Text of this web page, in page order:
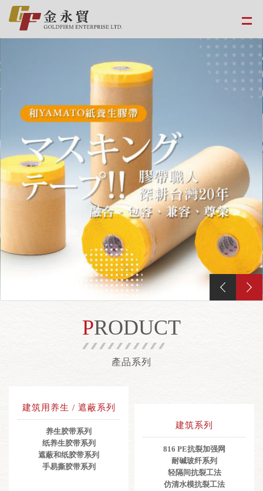
PRODUCT
產品系列
建筑用养生 / 遮蔽系列
养生胶带系列
纸养生胶带系列
遮蔽和纸胶带系列
手易撕胶带系列
建筑系列
816 PE抗裂加强网
耐碱玻纤系列
轻隔间抗裂工法
仿清水模抗裂工法